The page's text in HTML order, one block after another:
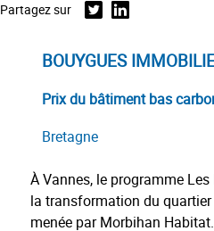
Partagez sur TwitterLinkedin
BOUYGUES
Prix du bâtiment bas
Bretagne
À Vannes, le programme
la transformation du
menée par Morbihan Habitat.